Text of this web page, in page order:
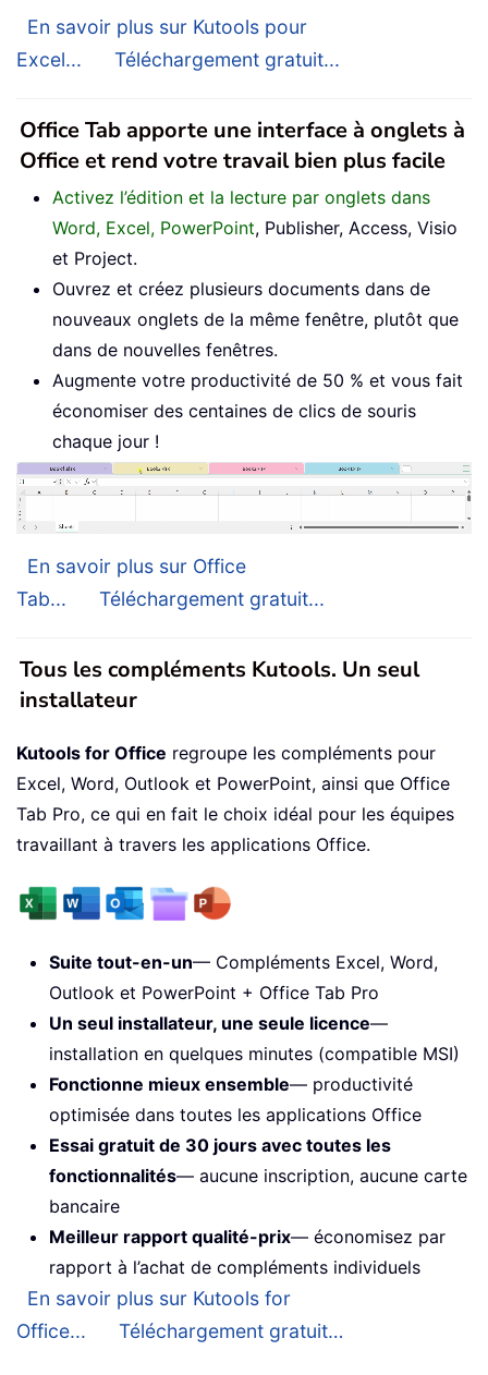
En savoir plus sur Kutools pour
Excel...
Téléchargement gratuit...
Office Tab apporte une interface à onglets à
Office et rend votre travail bien plus facile
Activez l’édition et la lecture par onglets dans
Word, Excel, PowerPoint, Publisher, Access, Visio
et Project.
Ouvrez et créez plusieurs documents dans de
nouveaux onglets de la même fenêtre, plutôt que
dans de nouvelles fenêtres.
Augmente votre productivité de 50 % et vous fait
économiser des centaines de clics de souris
chaque jour !
En savoir plus sur Office
Tab...
Téléchargement gratuit...
Tous les compléments Kutools. Un seul
installateur
Kutools for Office regroupe les compléments pour
Excel, Word, Outlook et PowerPoint, ainsi que Office
Tab Pro, ce qui en fait le choix idéal pour les équipes
travaillant à travers les applications Office.
Suite tout-en-un— Compléments Excel, Word,
Outlook et PowerPoint + Office Tab Pro
Un seul installateur, une seule licence—
installation en quelques minutes (compatible MSI)
Fonctionne mieux ensemble— productivité
optimisée dans toutes les applications Office
Essai gratuit de 30 jours avec toutes les
fonctionnalités— aucune inscription, aucune carte
bancaire
Meilleur rapport qualité-prix— économisez par
rapport à l’achat de compléments individuels
En savoir plus sur Kutools for
Office...
Téléchargement gratuit…